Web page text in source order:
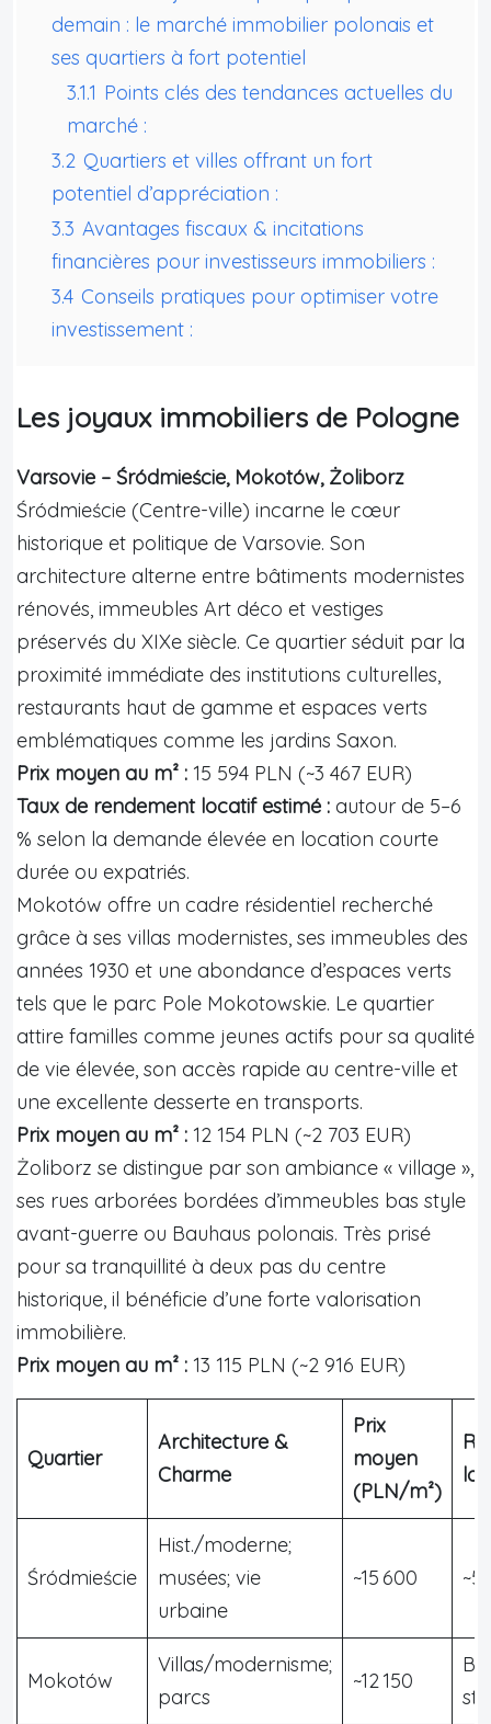
demain : le marché immobilier polonais et
ses quartiers à fort potentiel
3.1.1 Points clés des tendances actuelles du
marché :
3.2 Quartiers et villes offrant un fort
potentiel d’appréciation :
3.3 Avantages fiscaux & incitations
financières pour investisseurs immobiliers :
3.4 Conseils pratiques pour optimiser votre
investissement :
Les joyaux immobiliers de Pologne
Varsovie – Śródmieście, Mokotów, Żoliborz
Śródmieście (Centre-ville) incarne le cœur
historique et politique de Varsovie. Son
architecture alterne entre bâtiments modernistes
rénovés, immeubles Art déco et vestiges
préservés du XIXe siècle. Ce quartier séduit par la
proximité immédiate des institutions culturelles,
restaurants haut de gamme et espaces verts
emblématiques comme les jardins Saxon.
Prix moyen au m² : 15 594 PLN (~3 467 EUR)
Taux de rendement locatif estimé : autour de 5–6
% selon la demande élevée en location courte
durée ou expatriés.
Mokotów offre un cadre résidentiel recherché
grâce à ses villas modernistes, ses immeubles des
années 1930 et une abondance d’espaces verts
tels que le parc Pole Mokotowskie. Le quartier
attire familles comme jeunes actifs pour sa qualité
de vie élevée, son accès rapide au centre-ville et
une excellente desserte en transports.
Prix moyen au m² : 12 154 PLN (~2 703 EUR)
Żoliborz se distingue par son ambiance « village »,
ses rues arborées bordées d’immeubles bas style
avant-guerre ou Bauhaus polonais. Très prisé
pour sa tranquillité à deux pas du centre
historique, il bénéficie d’une forte valorisation
immobilière.
Prix moyen au m² : 13 115 PLN (~2 916 EUR)
Quartier
Architecture &
Charme
Prix
moyen
(PLN/m²)
Śródmieście
Hist./moderne;
musées; vie
urbaine
~15 600
Mokotów
Villas/modernisme;
parcs
~12 150